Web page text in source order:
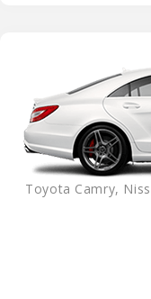
Toyota Camry,